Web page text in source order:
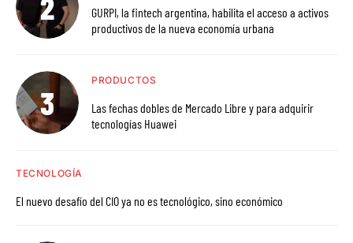
GURPI, la fintech argentina, habilita el acceso a activos
productivos de la nueva economía urbana
PRODUCTOS
Las fechas dobles de Mercado Libre y para adquirir
tecnologías Huawei
TECNOLOGÍA
El nuevo desafío del CIO ya no es tecnológico, sino económico